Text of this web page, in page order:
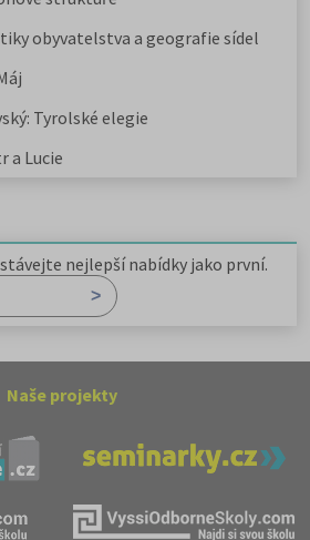
obyvatelstva a geografie sídel
Tyrolské elegie
a Lucie
nejlepší nabídky jako první.
Naše projekty